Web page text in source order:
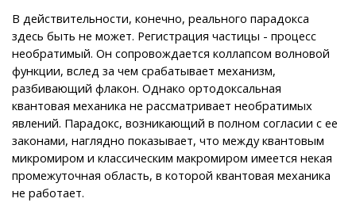
В действительности, конечно, реального парадокса
здесь быть не может. Регистрация частицы - процесс
необратимый. Он сопровождается коллапсом волновой
функции, вслед за чем срабатывает механизм,
разбивающий флакон. Однако ортодоксальная
квантовая механика не рассматривает необратимых
явлений. Парадокс, возникающий в полном согласии с ее
законами, наглядно показывает, что между квантовым
микромиром и классическим макромиром имеется некая
промежуточная область, в которой квантовая механика
не работает.